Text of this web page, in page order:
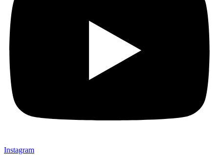
Instagram